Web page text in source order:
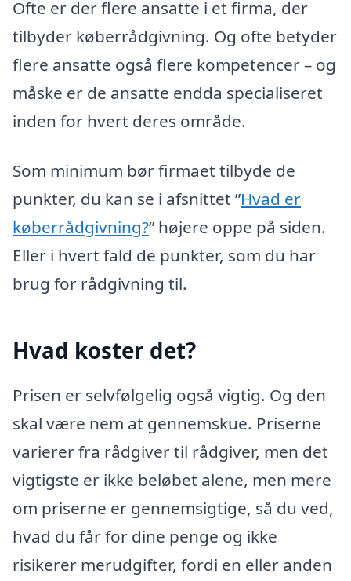
Ofte er der flere ansatte i et firma, der
tilbyder køberrådgivning. Og ofte betyder
flere ansatte også flere kompetencer – og
måske er de ansatte endda specialiseret
inden for hvert deres område.
Som minimum bør firmaet tilbyde de
punkter, du kan se i afsnittet ”Hvad er
køberrådgivning?” højere oppe på siden.
Eller i hvert fald de punkter, som du har
brug for rådgivning til.
Hvad koster det?
Prisen er selvfølgelig også vigtig. Og den
skal være nem at gennemskue. Priserne
varierer fra rådgiver til rådgiver, men det
vigtigste er ikke beløbet alene, men mere
om priserne er gennemsigtige, så du ved,
hvad du får for dine penge og ikke
risikerer merudgifter, fordi en eller anden